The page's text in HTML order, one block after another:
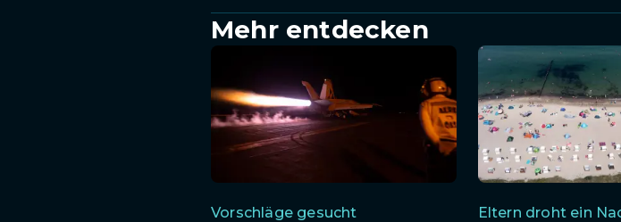
Mehr entdecken
Vorschläge gesucht Eltern droht ein